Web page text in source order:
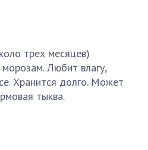
трех месяцев)
морозам. Любит влагу,
Хранится долго. Может
тыква.